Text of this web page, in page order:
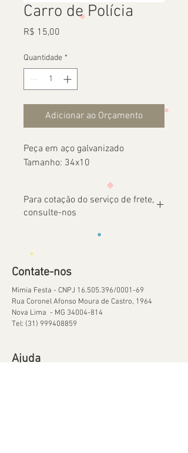
Carro de Polícia
R$ 15,00
Quantidade *
Adicionar ao Orçamento
Peça em aço galvanizado
Tamanho: 34x10
Para cotação do serviço de frete,
consulte-nos
Contate-nos
Mimia Festa - CNPJ 16.505.396/0001-69
Rua Coronel Afonso Moura de Castro, 1964
Nova Lima - MG 34004-814
Tel: (31) 999408859
Ajuda